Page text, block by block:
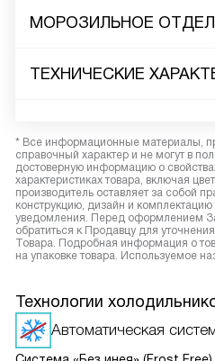
МОРОЗИЛЬНОЕ
ТЕХНИЧЕСКИЕ
* Все информационные материалы,
справочный характер и не могут в
достоверную информацию о
характеристиках товара, включая
производитель оставляет за собой
конструкцию, дизайн и
уведомления. Перед оформлением
обратиться к Продавцу для
Товара. Подробная информация о
на упаковке товара. Используемое
Технологии
Автоматическая